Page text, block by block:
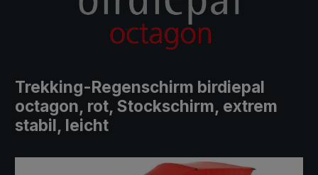
Trekking-Regenschirm birdiepal
octagon, rot, Stockschirm, extrem
stabil, leicht